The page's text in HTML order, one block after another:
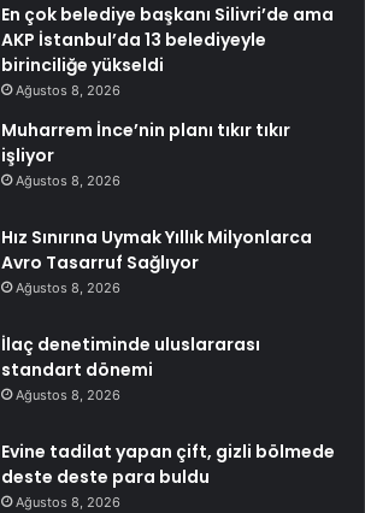
En çok belediye başkanı Silivri’de ama
AKP İstanbul’da 13 belediyeyle
birinciliğe yükseldi
Ağustos 8, 2026
Muharrem İnce’nin planı tıkır tıkır
işliyor
Ağustos 8, 2026
Hız Sınırına Uymak Yıllık Milyonlarca
Avro Tasarruf Sağlıyor
Ağustos 8, 2026
İlaç denetiminde uluslararası
standart dönemi
Ağustos 8, 2026
Evine tadilat yapan çift, gizli bölmede
deste deste para buldu
Ağustos 8, 2026